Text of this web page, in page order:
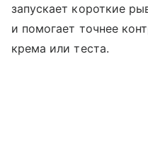
запускает короткие
и помогает точнее
крема или теста.